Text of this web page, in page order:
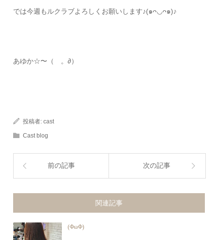
では今週もルクラブよろしくお願いします♪(๑ᴖ◡ᴖ๑)♪
あゆか☆〜（ゝ。∂）
投稿者:cast
Cast blog
前の記事 次の記事
関連記事
(ФωФ)